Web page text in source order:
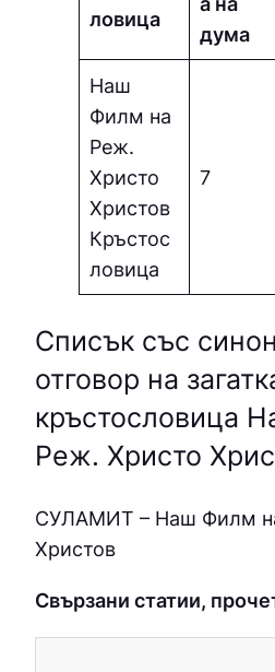
ловица
дума
Наш
Филм на
Реж.
Христо
Христов
Кръстос
ловица
7
Списък със
отговор на
кръстословица
Реж. Христо
СУЛAМИТ – Наш Филм
Христов
Свързани статии,